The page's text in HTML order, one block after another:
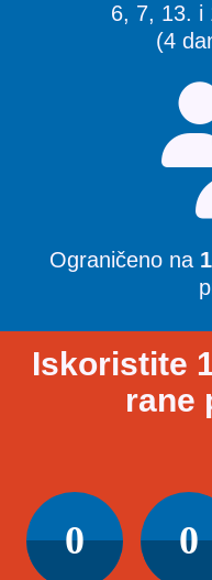
6, 7, 13. i
(4
Ograničeno na
Iskoristite
rane
0 0